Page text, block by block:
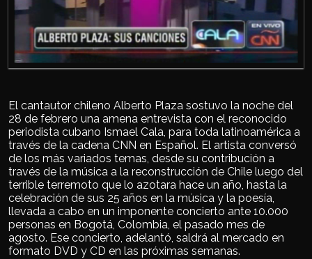
El cantautor chileno Alberto Plaza sostuvo la noche del
28 de febrero una amena entrevista con el reconocido
periodista cubano Ismael Cala, para toda latinoamérica a
través de la cadena CNN en Español. El artista conversó
de los más variados temas, desde su contribución a
través de la música a la reconstrucción de Chile luego del
terrible terremoto que lo azotara hace un año, hasta la
celebración de sus 25 años en la música y la poesía,
llevada a cabo en un imponente concierto ante 10.000
personas en Bogotá, Colombia, el pasado mes de
agosto. Ese concierto, adelantó, saldrá al mercado en
formato DVD y CD en las próximas semanas.